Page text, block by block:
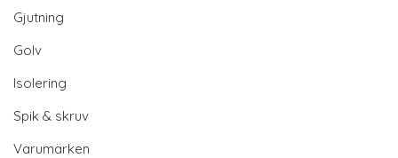
Gjutning
Golv
Isolering
Spik & skruv
Varumärken